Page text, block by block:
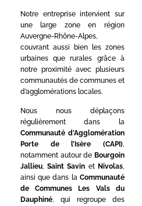
Notre entreprise intervient sur
une large zone en région
Auvergne-Rhône-Alpes,
couvrant aussi bien les zones
urbaines que rurales grâce à
notre proximité avec plusieurs
communautés de communes et
d’agglomérations locales.
Nous nous déplaçons
régulièrement dans la
Communauté d’Agglomération
Porte de l’Isère (CAPI),
notamment autour de Bourgoin
Jallieu,Saint Savin et Nivolas,
ainsi que dans la Communauté
de Communes Les Vals du
Dauphiné, qui regroupe des